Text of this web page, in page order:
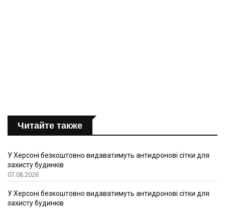
Читайте также
У Херсоні безкоштовно видаватимуть антидронові сітки для
захисту будинків
07.08.2026
У Херсоні безкоштовно видаватимуть антидронові сітки для
захисту будинків